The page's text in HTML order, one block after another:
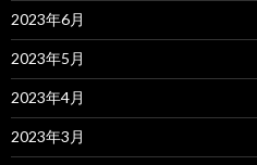
2023年6月
2023年5月
2023年4月
2023年3月